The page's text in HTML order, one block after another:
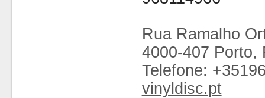
Rua Ramalho
4000-407 Porto,
Telefone:
vinyldisc.pt